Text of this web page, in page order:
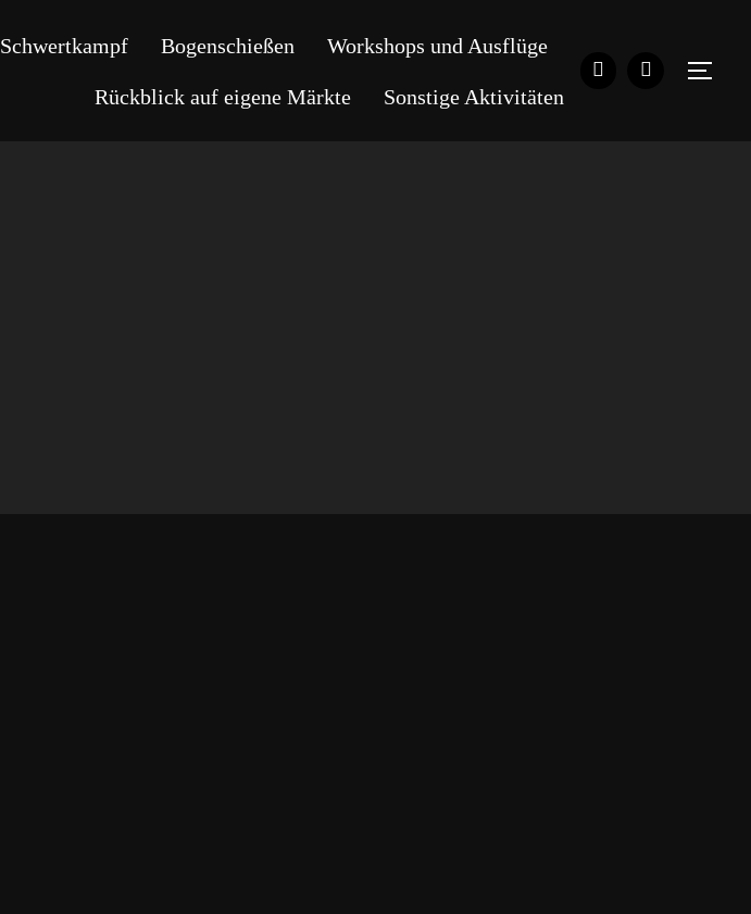
Schwertkampf Bogenschießen Workshops und Ausflüge
Rückblick auf eigene Märkte Sonstige Aktivitäten